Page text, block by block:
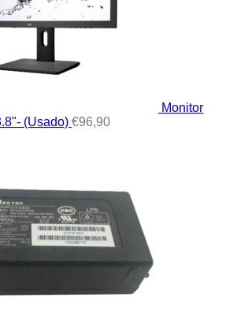
Monitor
(Usado) €96,90